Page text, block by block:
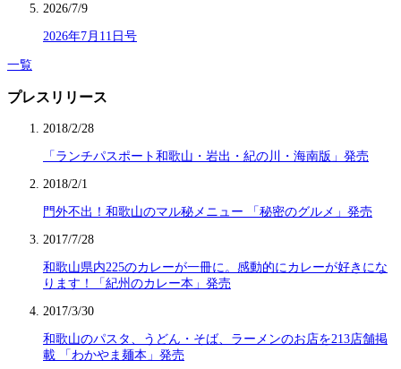
2026/7/9
2026年7月11日号
一覧
プレスリリース
2018/2/28
「ランチパスポート和歌山・岩出・紀の川・海南版」発売
2018/2/1
門外不出！和歌山のマル秘メニュー 「秘密のグルメ」発売
2017/7/28
和歌山県内225のカレーが一冊に。感動的にカレーが好きにな
ります！「紀州のカレー本」発売
2017/3/30
和歌山のパスタ、うどん・そば、ラーメンのお店を213店舗掲
載 「わかやま麺本」発売